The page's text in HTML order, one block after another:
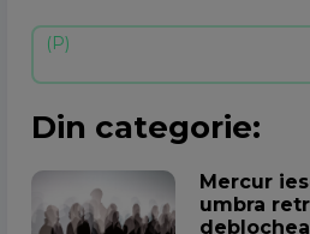
Din categorie:
Mercur
umbra